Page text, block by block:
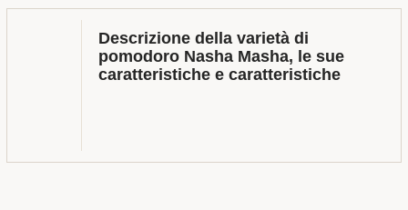
Descrizione della varietà di
pomodoro Nasha Masha, le sue
caratteristiche e caratteristiche